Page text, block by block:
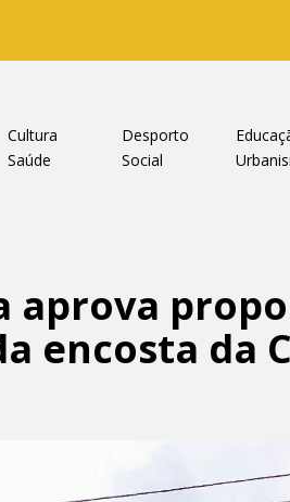
Cultura Desporto
Saúde Social
aprova
encosta da